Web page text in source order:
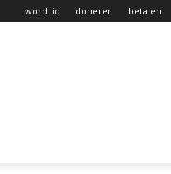
word lid doneren betalen